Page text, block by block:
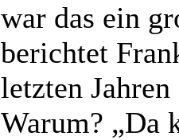
war das ein
berichtet
letzten
Warum? „Da